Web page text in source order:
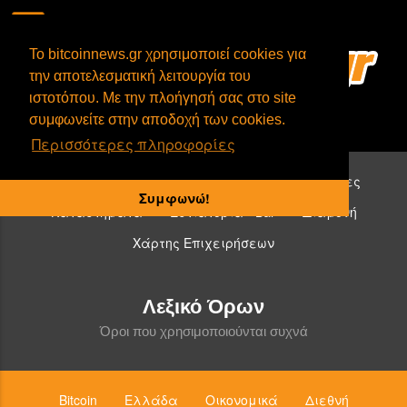
To bitcoinnews.gr χρησιμοποιεί cookies για
την αποτελεσματική λειτουργία του
ιστοτόπου. Με την πλοήγησή σας στο site
συμφωνείτε στην αποδοχή των cookies.
Περισσότερες πληροφορίες
Συμφωνώ!
Επιχειρήσεις που δέχονται bitcoin:
Υπηρεσίες
Καταστήματα
Εστιατόρια - Bar
Διαμονή
Χάρτης Επιχειρήσεων
Λεξικό Όρων
Όροι που χρησιμοποιούνται συχνά
Bitcoin Ελλάδα Οικονομικά
Διεθνή